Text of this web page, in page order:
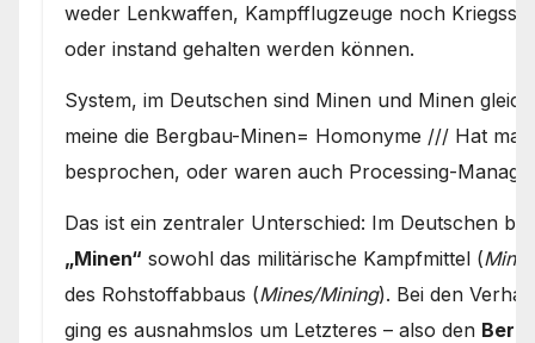
weder Lenkwaffen, Kampfflugzeuge noch
oder instand gehalten werden können.
System, im Deutschen sind Minen und Minen
meine die Bergbau-Minen= Homonyme /// Hat
besprochen, oder waren auch Processing-
Das ist ein zentraler Unterschied: Im Deutschen
„Minen“ sowohl das militärische Kampfmittel (Mines
des Rohstoffabbaus (Mines/Mining). Bei den
ging es ausnahmslos um Letzteres – also den